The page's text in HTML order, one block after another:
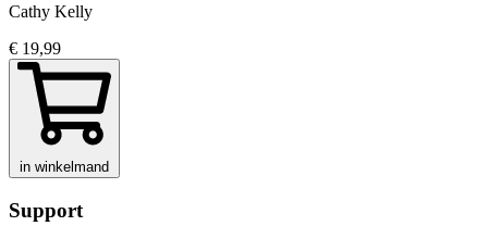
Cathy Kelly
€ 19,99
in winkelmand
Support